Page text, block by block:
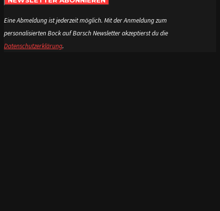
Eine Abmeldung ist jederzeit möglich. Mit der Anmeldung zum
personalisierten Bock auf Barsch Newsletter akzeptierst du die
Datenschutzerklärung.